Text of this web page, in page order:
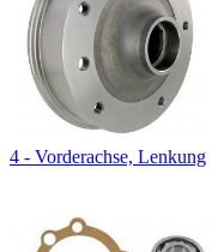
4 - Vorderachse, Lenkung